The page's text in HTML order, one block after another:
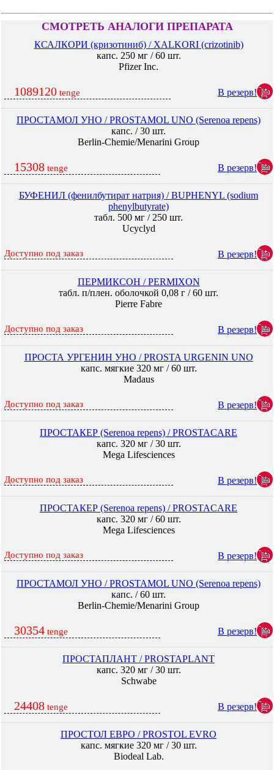
СМОТРЕТЬ АНАЛОГИ ПРЕПАРАТА
КСАЛКОРИ (кризотиниб) / XALKORI (crizotinib)
капс. 250 мг / 60 шт.
Pfizer Inc.
1089120 tenge В резерв!
ПРОСТАМОЛ УНО / PROSTAMOL UNO (Serenoa repens)
капс. / 30 шт.
Berlin-Chemie/Menarini Group
15308 tenge В резерв!
БУФЕНИЛ (фенилбутират натрия) / BUPHENYL (sodium
phenylbutyrate)
табл. 500 мг / 250 шт.
Ucyclyd
Доступно под заказ В резерв!
ПЕРМИКСОН / PERMIXON
табл. п/плен. оболочкой 0,08 г / 60 шт.
Pierre Fabre
Доступно под заказ В резерв!
ПРОСТА УРГЕНИН УНО / PROSTA URGENIN UNO
капс. мягкие 320 мг / 60 шт.
Madaus
Доступно под заказ В резерв!
ПРОСТАКЕР (Serenoa repens) / PROSTACARE
капс. 320 мг / 30 шт.
Mega Lifesciences
Доступно под заказ В резерв!
ПРОСТАКЕР (Serenoa repens) / PROSTACARE
капс. 320 мг / 60 шт.
Mega Lifesciences
Доступно под заказ В резерв!
ПРОСТАМОЛ УНО / PROSTAMOL UNO (Serenoa repens)
капс. / 60 шт.
Berlin-Chemie/Menarini Group
30354 tenge В резерв!
ПРОСТАПЛАНТ / PROSTAPLANT
капс. 320 мг / 30 шт.
Schwabe
24408 tenge В резерв!
ПРОСТОЛ ЕВРО / PROSTOL EVRO
капс. мягкие 320 мг / 30 шт.
Biodeal Lab.